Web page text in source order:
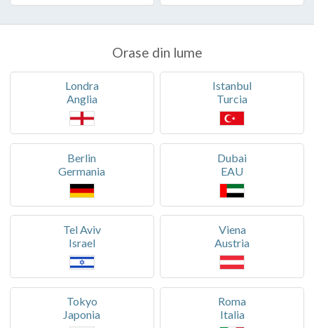
Orase din lume
Londra
Anglia
Istanbul
Turcia
Berlin
Germania
Dubai
EAU
Tel Aviv
Israel
Viena
Austria
Tokyo
Japonia
Roma
Italia